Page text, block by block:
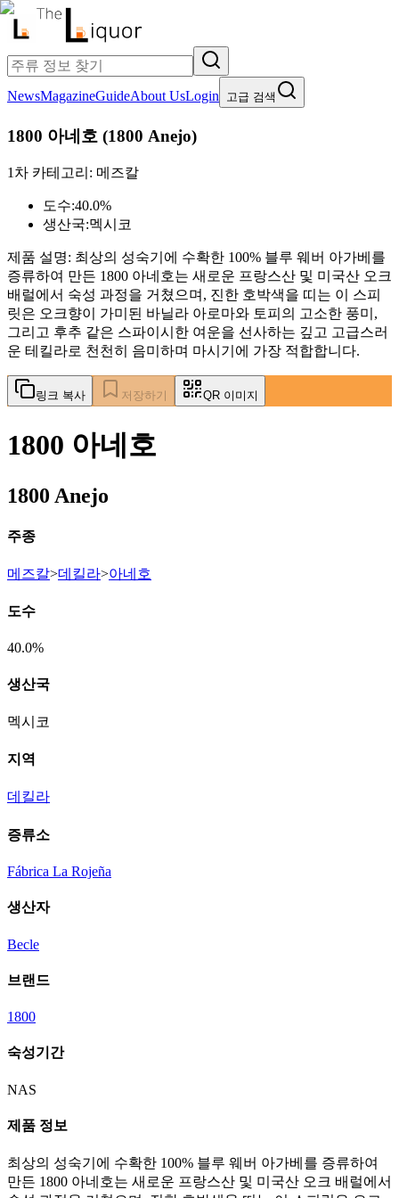
NewsMagazineGuideAbout UsLogin 고급 검색
1800 아네호 (1800 Anejo)
1차 카테고리: 메즈칼
도수:40.0%
생산국:멕시코
제품 설명: 최상의 성숙기에 수확한 100% 블루 웨버 아가베를
증류하여 만든 1800 아네호는 새로운 프랑스산 및 미국산 오크
배럴에서 숙성 과정을 거쳤으며, 진한 호박색을 띠는 이 스피
릿은 오크향이 가미된 바닐라 아로마와 토피의 고소한 풍미,
그리고 후추 같은 스파이시한 여운을 선사하는 깊고 고급스러
운 테킬라로 천천히 음미하며 마시기에 가장 적합합니다.
링크 복사 저장하기 QR 이미지
1800 아네호
1800 Anejo
주종
메즈칼>데킬라>아네호
도수
40.0%
생산국
멕시코
지역
데킬라
증류소
Fábrica La Rojeña
생산자
Becle
브랜드
1800
숙성기간
NAS
제품 정보
최상의 성숙기에 수확한 100% 블루 웨버 아가베를 증류하여
만든 1800 아네호는 새로운 프랑스산 및 미국산 오크 배럴에서